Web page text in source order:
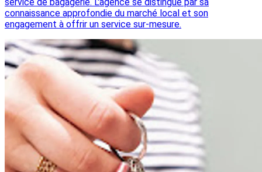
connaissance approfondie du marché local et son
engagement à offrir un service sur-mesure.